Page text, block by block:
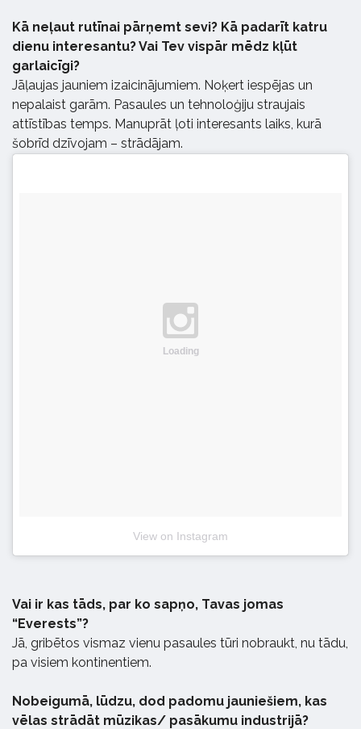
Kā neļaut rutīnai pārņemt sevi? Kā padarīt katru
dienu interesantu? Vai Tev vispār mēdz kļūt
garlaicīgi?
Jāļaujas jauniem izaicinājumiem. Noķert iespējas un
nepalaist garām. Pasaules un tehnoloģiju straujais
attīstības temps. Manuprāt ļoti interesants laiks, kurā
šobrīd dzīvojam – strādājam.
Loading
View on Instagram
Vai ir kas tāds, par ko sapņo, Tavas jomas
“Everests”?
Jā, gribētos vismaz vienu pasaules tūri nobraukt, nu tādu,
pa visiem kontinentiem.
Nobeigumā, lūdzu, dod padomu jauniešiem, kas
vēlas strādāt mūzikas/ pasākumu industrijā?